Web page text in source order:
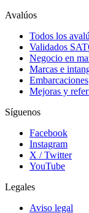
Avalúos
Todos los
Validados
Negocio en
Marcas e
Embarcaciones
Mejoras y
Síguenos
Facebook
Instagram
X / Twitter
YouTube
Legales
Aviso legal